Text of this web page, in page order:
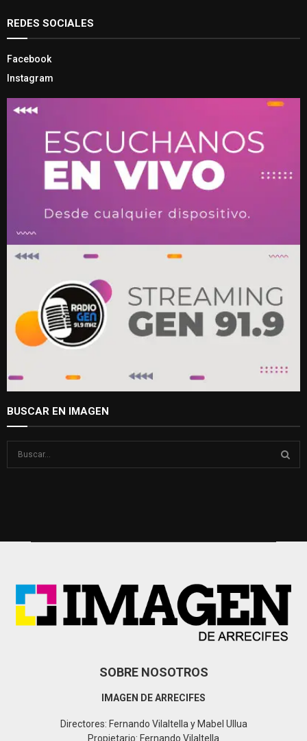
REDES SOCIALES
Facebook
Instagram
BUSCAR EN IMAGEN
SOBRE NOSOTROS
IMAGEN DE ARRECIFES
Directores: Fernando Vilaltella y Mabel Ullua
Propietario: Fernando Vilaltella